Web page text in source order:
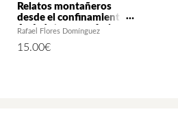
Relatos montañeros
desde el confinamiento.
Anécdotas y confesiones
montañas
Rafael Flores Domínguez
15.00€